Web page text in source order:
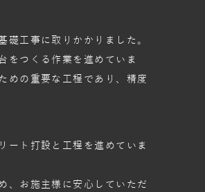
礎工事に取りかかりました。
をつくる作業を進めていま
めの重要な工程であり、精度
ート打設と工程を進めていま
、お施主様に安心していただ